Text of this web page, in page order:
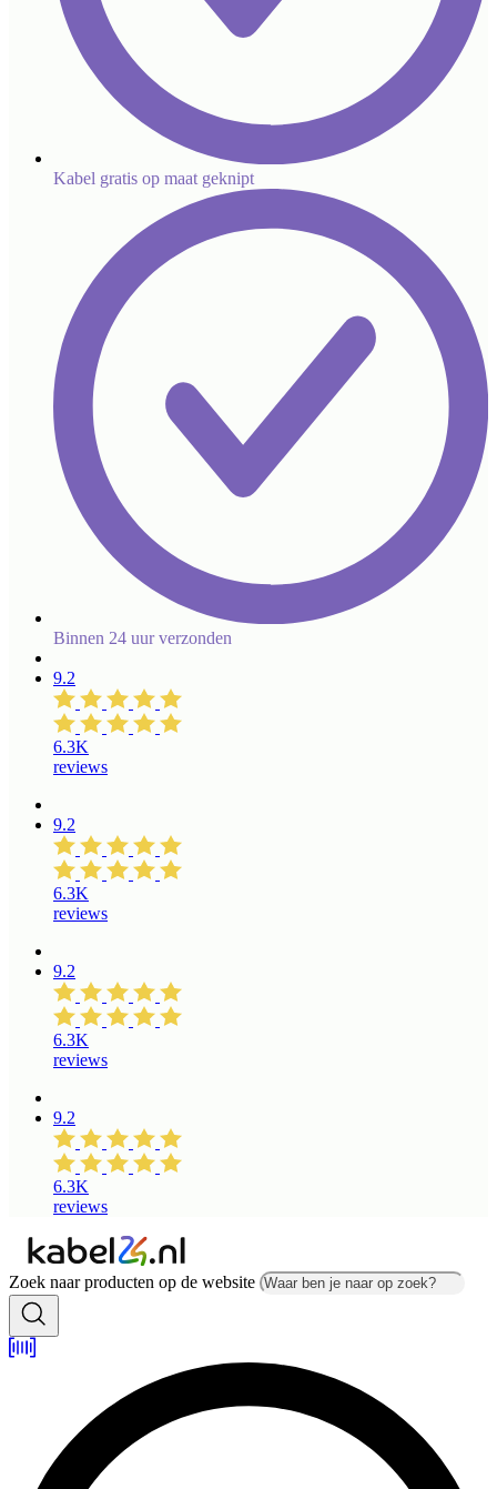
Kabel gratis op maat geknipt
Binnen 24 uur verzonden
9.2
6.3K
reviews
9.2
6.3K
reviews
9.2
6.3K
reviews
9.2
6.3K
reviews
Zoek naar producten op de website